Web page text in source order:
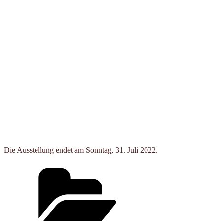
Die Ausstellung endet am Sonntag, 31. Juli 2022.